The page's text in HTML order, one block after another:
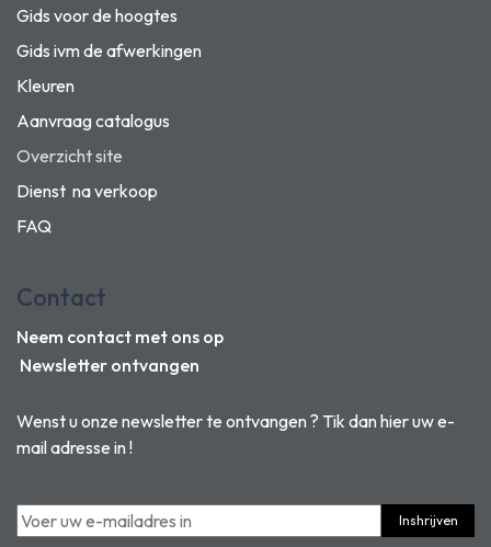
Gids voor de hoogtes
Gids ivm de afwerkingen
Kleuren
Aanvraag catalogus
Overzicht site
Dienst na verkoop
FAQ
Wenst u onze newsletter te ontvangen ? Tik dan hier uw e-
mail adresse in !
Inshrijven
Contact
Neem contact met ons op
Newsletter ontvangen